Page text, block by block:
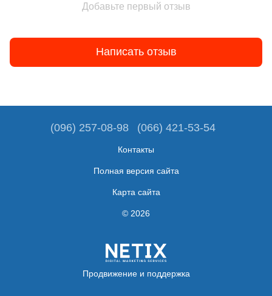
Добавьте первый отзыв
Написать отзыв
(096) 257-08-98 (066) 421-53-54
Контакты
Полная версия сайта
Карта сайта
© 2026
Продвижение и поддержка